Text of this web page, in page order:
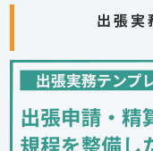
出張実